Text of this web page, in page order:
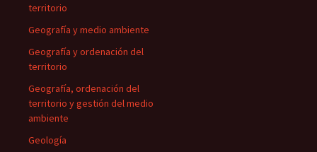
territorio
Geografía y medio ambiente
Geografía y ordenación del
territorio
Geografía, ordenación del
territorio y gestión del medio
ambiente
Geología